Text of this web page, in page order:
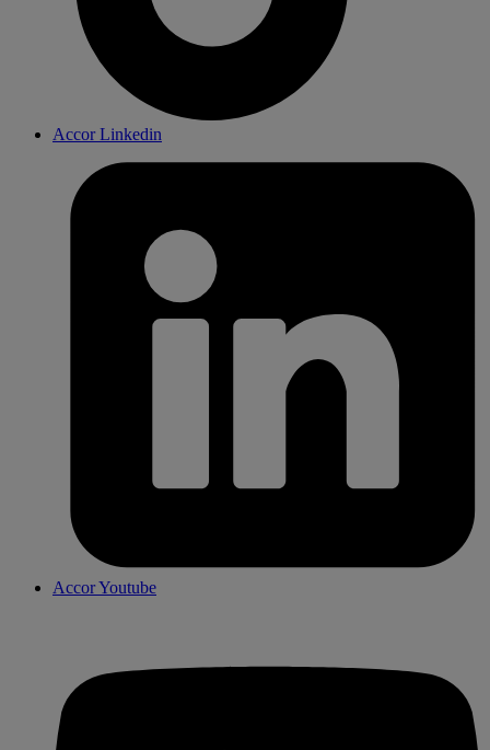
Accor Linkedin
Accor Youtube